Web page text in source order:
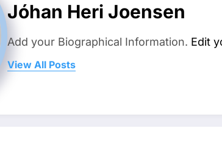
Jóhan Heri Joensen
Add your Biographical Information. Edit
View All Posts